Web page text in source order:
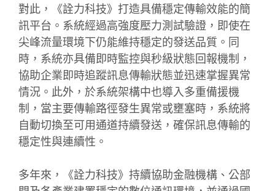
對此，《詮力科技》打造具備穩定傳輸效能的簡
訊平台。系統經過高強度壓力測試驗證，即使在
尖峰流量環境下仍能維持穩定的發送品質。同
時，系統亦具備即時監控與秒級狀態回報機制，
協助企業即時追蹤訊息傳輸狀態並迅速掌握異常
情況。此外，於系統架構中也導入多重備援機
制，當主要傳輸路徑發生異常或壅塞時，系統將
自動切換至可用通道持續發送，確保訊息傳輸的
穩定性與連續性。
多年來，《詮力科技》持續協助金融機構、公部